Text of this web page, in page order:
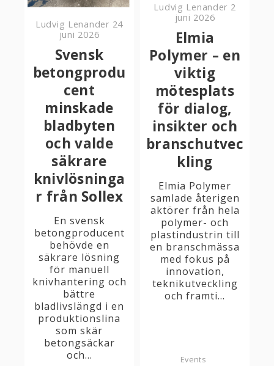
Ludvig Lenander 24
juni 2026
Svensk
betongprodu
cent
minskade
bladbyten
och valde
säkrare
knivlösninga
r från Sollex
En svensk
betongproducent
behövde en
säkrare lösning
för manuell
knivhantering och
bättre
bladlivslängd i en
produktionslina
som skär
betongsäckar
och...
Ludvig Lenander 2
juni 2026
Elmia
Polymer – en
viktig
mötesplats
för dialog,
insikter och
branschutvec
kling
Elmia Polymer
samlade återigen
aktörer från hela
polymer- och
plastindustrin till
en branschmässa
med fokus på
innovation,
teknikutveckling
och framti...
Events